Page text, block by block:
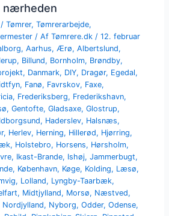
nærheden
/Tømrer,Tømrerarbejde,
/ AfTømrere.dk /12. februar
,Aarhus, Ærø,Albertslund,
, Billund, Bornholm, Brøndby,
, Danmark, DIY, Dragør, Egedal,
, Fanø, Favrskov, Faxe,
, Frederiksberg, Frederikshavn,
,Gentofte,Gladsaxe,Glostrup,
, Haderslev, Halsnæs,
, Herlev, Herning, Hillerød, Hjørring,
, Holstebro, Horsens, Hørsholm,
, Ikast-Brande, Ishøj,Jammerbugt,
, København, Køge, Kolding, Læsø,
, Lolland, Lyngby-Taarbæk,
, Midtjylland, Morsø, Næstved,
Nordjylland, Nyborg,Odder,Odense,